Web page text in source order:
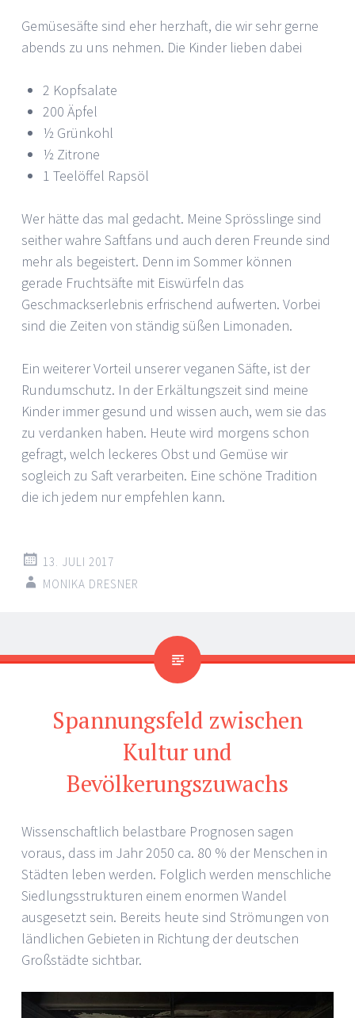
Gemüsesäfte sind eher herzhaft, die wir sehr gerne
abends zu uns nehmen. Die Kinder lieben dabei
2 Kopfsalate
200 Äpfel
½ Grünkohl
½ Zitrone
1 Teelöffel Rapsöl
Wer hätte das mal gedacht. Meine Sprösslinge sind
seither wahre Saftfans und auch deren Freunde sind
mehr als begeistert. Denn im Sommer können
gerade Fruchtsäfte mit Eiswürfeln das
Geschmackserlebnis erfrischend aufwerten. Vorbei
sind die Zeiten von ständig süßen Limonaden.
Ein weiterer Vorteil unserer veganen Säfte, ist der
Rundumschutz. In der Erkältungszeit sind meine
Kinder immer gesund und wissen auch, wem sie das
zu verdanken haben. Heute wird morgens schon
gefragt, welch leckeres Obst und Gemüse wir
sogleich zu Saft verarbeiten. Eine schöne Tradition
die ich jedem nur empfehlen kann.
13. JULI 2017
MONIKA DRESNER
Spannungsfeld zwischen
Kultur und
Bevölkerungszuwachs
Wissenschaftlich belastbare Prognosen sagen
voraus, dass im Jahr 2050 ca. 80 % der Menschen in
Städten leben werden. Folglich werden menschliche
Siedlungsstrukturen einem enormen Wandel
ausgesetzt sein. Bereits heute sind Strömungen von
ländlichen Gebieten in Richtung der deutschen
Großstädte sichtbar.